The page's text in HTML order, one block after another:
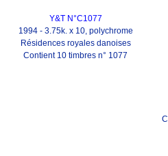
Y&T N°C1077
1994 - 3.75k. x 10, polychrome
Résidences royales danoises
Contient 10 timbres n° 1077